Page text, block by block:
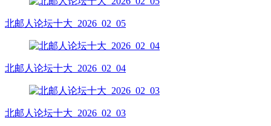
北邮人论坛十大_2026_02_05
北邮人论坛十大_2026_02_04
北邮人论坛十大_2026_02_03